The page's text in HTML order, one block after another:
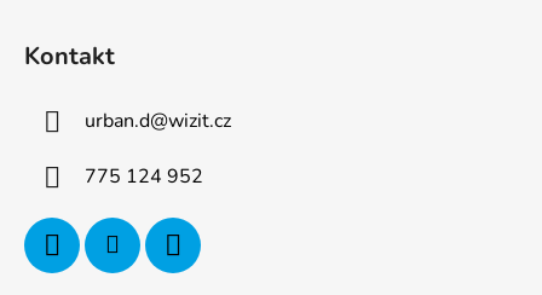
Kontakt
urban.d@wizit.cz
775 124 952